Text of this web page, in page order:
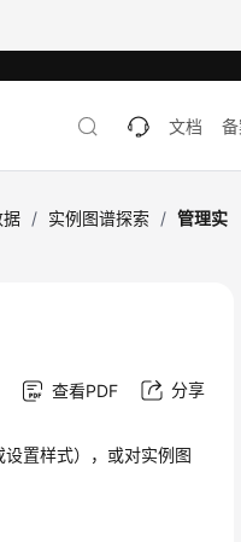
文档
据 / 实例图谱探索 / 管理实
查看PDF 分享
置样式），或对实例图